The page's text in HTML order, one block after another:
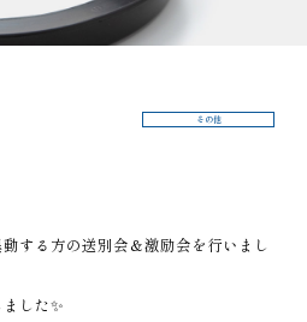
その他
する方の送別会＆激励会を行いまし
した✨